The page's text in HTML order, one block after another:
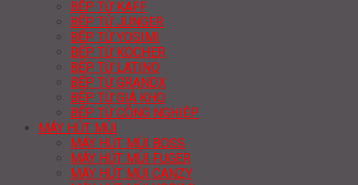
BẾP TỪ KAFF
BẾP TỪ JUNGER
BẾP TỪ YOSIMI
BẾP TỪ KOCHER
BẾP TỪ LATINO
BẾP TỪ GRANDX
BẾP TỪ GIÁ KHO
BẾP TỪ CÔNG NGHIỆP
MÁY HÚT MÙI
MÁY HÚT MÙI BOSS
MÁY HÚT MÙI FUGER
MÁY HÚT MÙI CANZY